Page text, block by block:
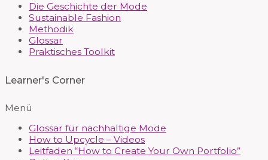
Die Geschichte der Mode
Sustainable Fashion
Methodik
Glossar
Praktisches Toolkit
Learner's Corner
Menü
Glossar für nachhaltige Mode
How to Upcycle – Videos
Leitfaden “How to Create Your Own Portfolio”